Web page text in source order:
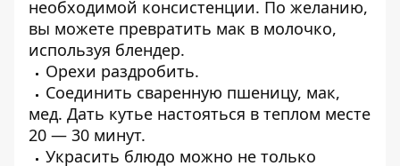
необходимой консистенции. По желанию,
вы можете превратить мак в молочко,
используя блендер.
Орехи раздробить.
Соединить сваренную пшеницу, мак,
мед. Дать кутье настояться в теплом месте
20 — 30 минут.
Украсить блюдо можно не только